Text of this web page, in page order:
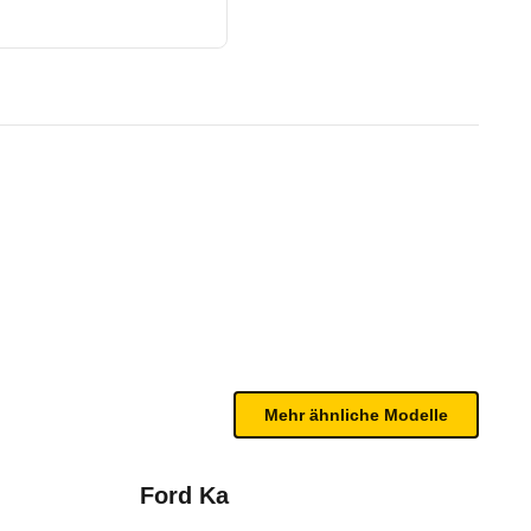
Fahrzeug.
sind, entnehmen Sie bitte dem Rückruf, da
Ford Ka
Mehr ähnliche Modelle